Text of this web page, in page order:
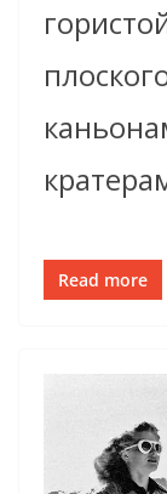
Read more